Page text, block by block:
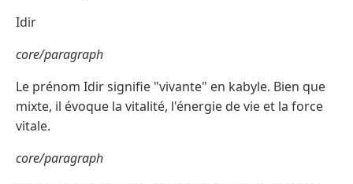
Idir
core/paragraph
Le prénom Idir signifie "vivante" en kabyle. Bien que
mixte, il évoque la vitalité, l'énergie de vie et la force
vitale.
core/paragraph